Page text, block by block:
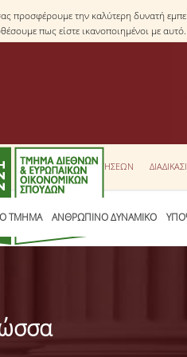
προσφέρουμε την καλύτερη δυνατή
πως είστε ικανοποιημένοι με
ΕΝΤΥΠΑ ΑΙΤΗΣΕΩΝ
ΤΜΗΜΑ ΑΝΘΡΩΠΙΝΟ ΔΥΝΑΜΙΚΟ